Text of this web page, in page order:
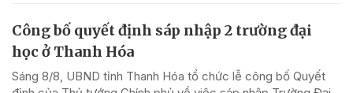
Công bố quyết định sáp nhập 2 trường đại
học ở Thanh Hóa
Sáng 8/8, UBND tỉnh Thanh Hóa tổ chức lễ công bố Quyết